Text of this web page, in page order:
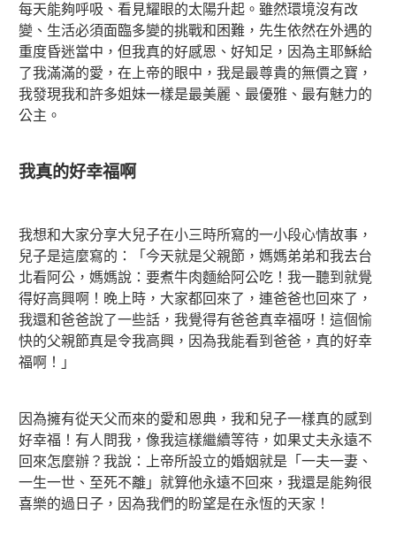
每天能夠呼吸、看見耀眼的太陽升起。雖然環境沒有改
變、生活必須面臨多變的挑戰和困難，先生依然在外遇的
重度昏迷當中，但我真的好感恩、好知足，因為主耶穌給
了我滿滿的愛，在上帝的眼中，我是最尊貴的無價之寶，
我發現我和許多姐妹一樣是最美麗、最優雅、最有魅力的
公主。
我真的好幸福啊
我想和大家分享大兒子在小三時所寫的一小段心情故事，
兒子是這麼寫的：「今天就是父親節，媽媽弟弟和我去台
北看阿公，媽媽說：要煮牛肉麵給阿公吃！我一聽到就覺
得好高興啊！晚上時，大家都回來了，連爸爸也回來了，
我還和爸爸說了一些話，我覺得有爸爸真幸福呀！這個愉
快的父親節真是令我高興，因為我能看到爸爸，真的好幸
福啊！」
因為擁有從天父而來的愛和恩典，我和兒子一樣真的感到
好幸福！有人問我，像我這樣繼續等待，如果丈夫永遠不
回來怎麼辦？我說：上帝所設立的婚姻就是「一夫一妻、
一生一世、至死不離」就算他永遠不回來，我還是能夠很
喜樂的過日子，因為我們的盼望是在永恆的天家！